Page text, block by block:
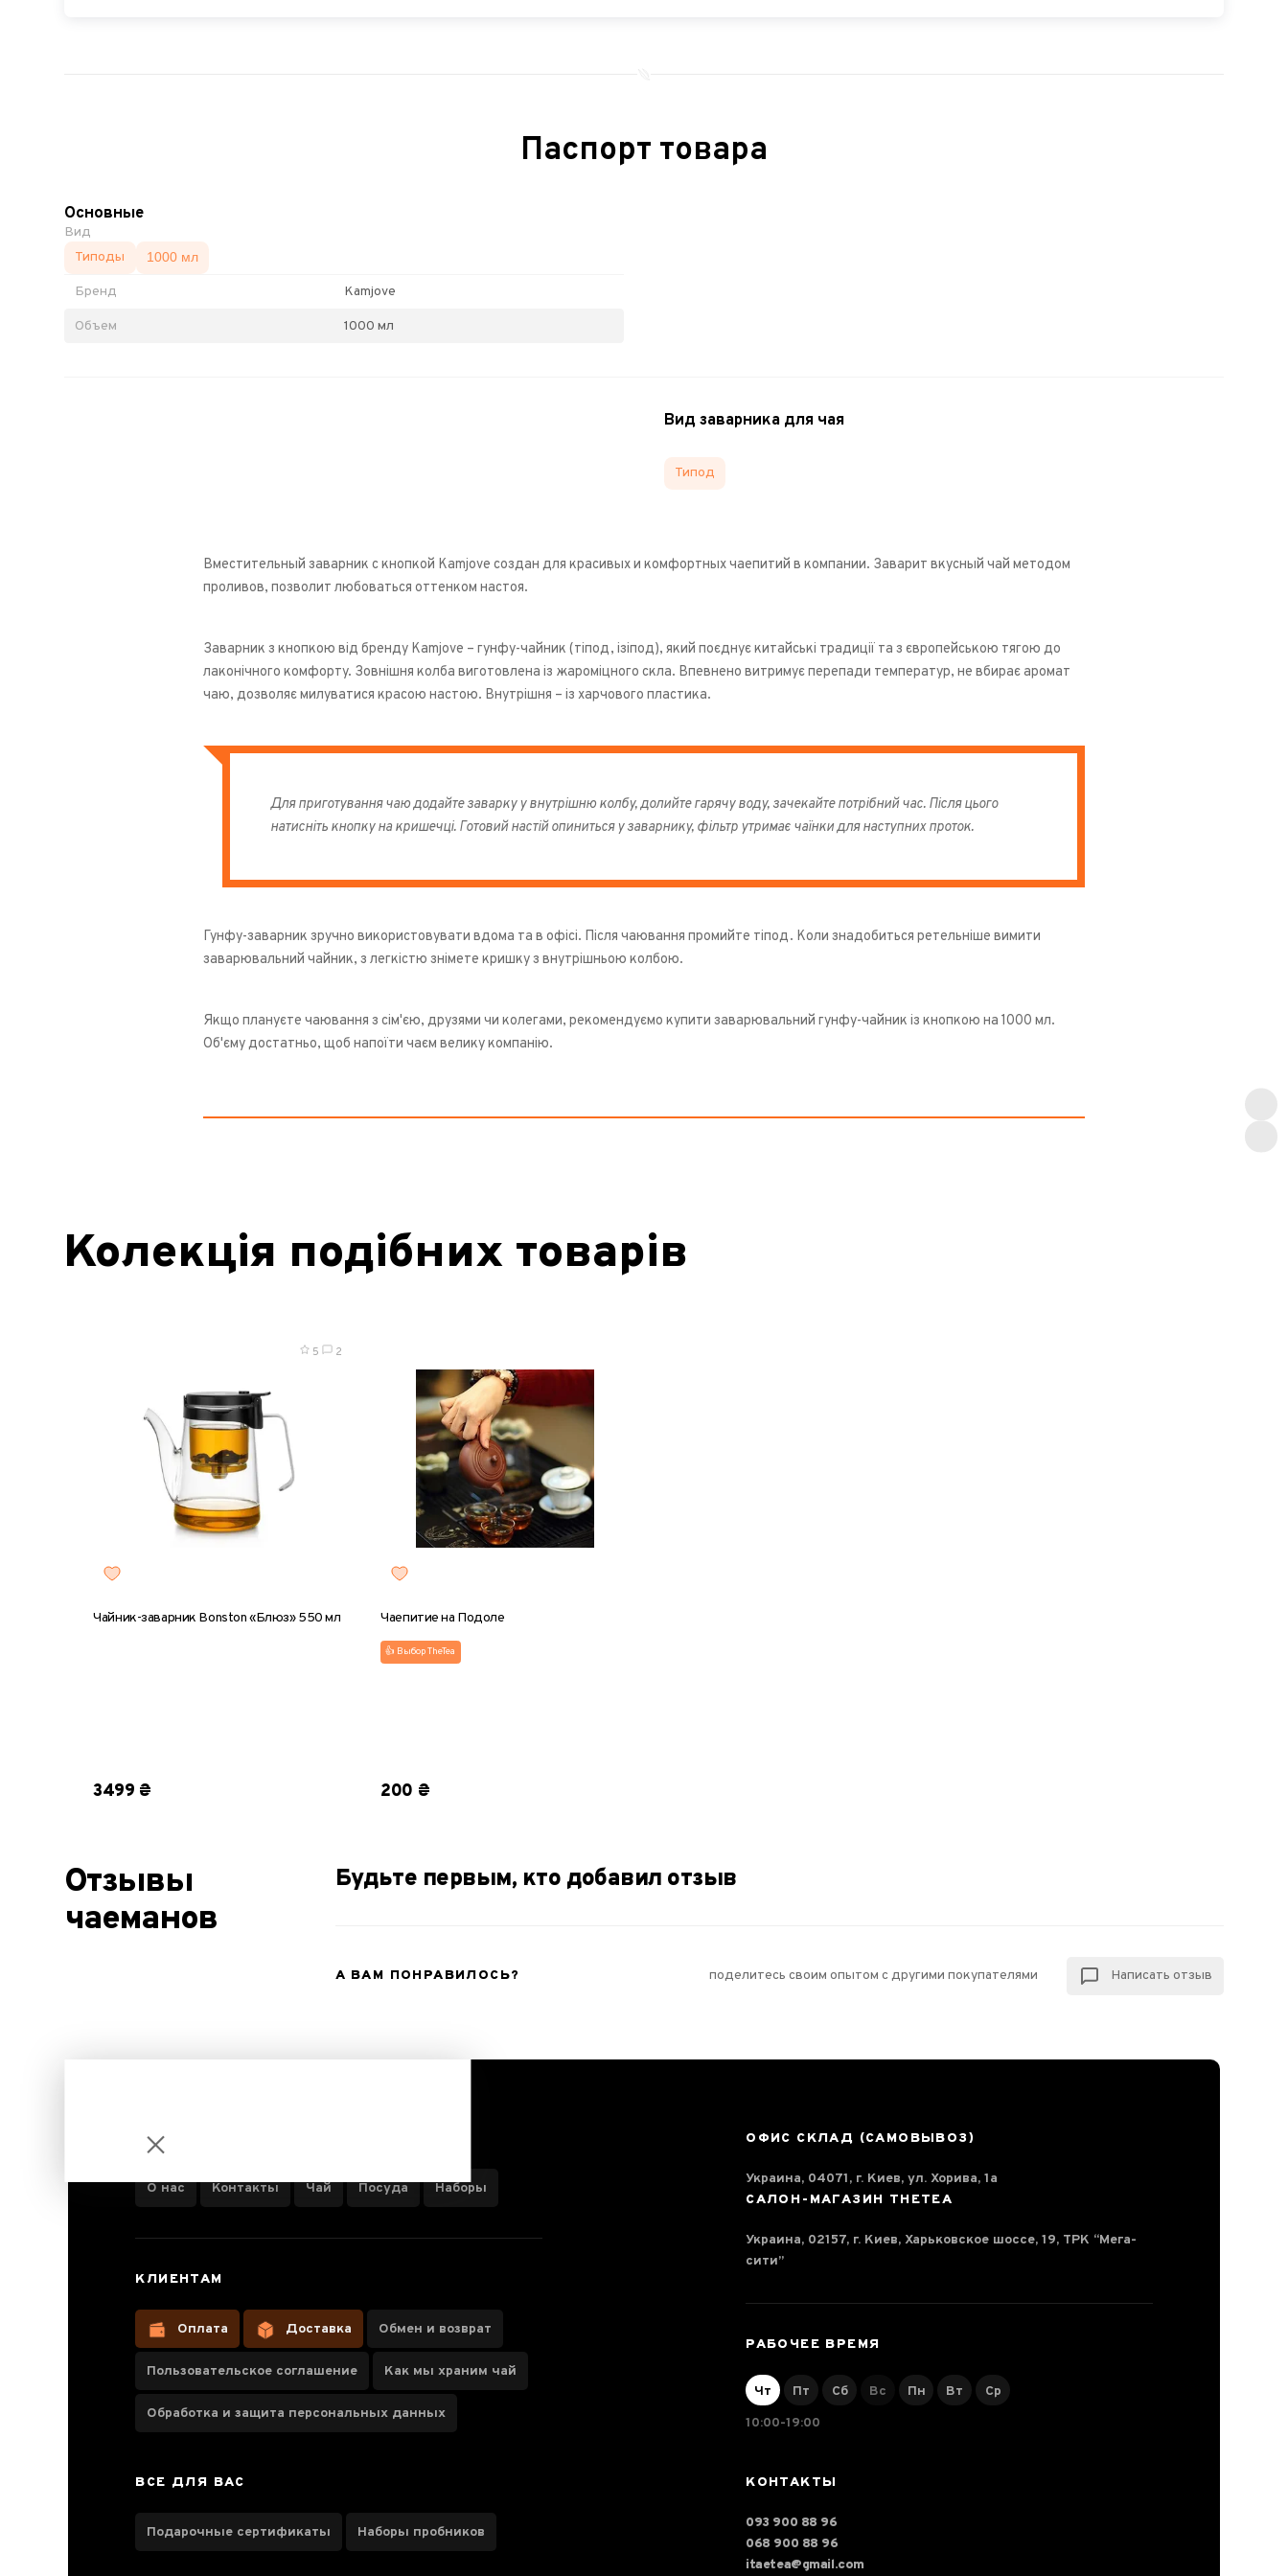
Паспорт товара
Основные
Вид
Типоды
1000 мл
Бренд Kamjove
Объем 1000 мл
Вид заварника для чая
Типод
Вместительный заварник с кнопкой Kamjove создан для красивых и комфортных чаепитий в компании. Заварит вкусный чай методом
проливов, позволит любоваться оттенком настоя.
Заварник з кнопкою від бренду Kamjove – гунфу-чайник (тіпод, ізіпод), який поєднує китайські традиції та з європейською тягою до
лаконічного комфорту. Зовнішня колба виготовлена ​​із жароміцного скла. Впевнено витримує перепади температур, не вбирає аромат
чаю, дозволяє милуватися красою настою. Внутрішня – із харчового пластика.
Для приготування чаю додайте заварку у внутрішню колбу, долийте гарячу воду, зачекайте потрібний час. Після цього
натисніть кнопку на кришечці. Готовий настій опиниться у заварнику, фільтр утримає чаїнки для наступних проток.
Гунфу-заварник зручно використовувати вдома та в офісі. Після чаювання промийте тіпод. Коли знадобиться ретельніше вимити
заварювальний чайник, з легкістю знімете кришку з внутрішньою колбою.
Якщо плануєте чаювання з сім'єю, друзями чи колегами, рекомендуємо купити заварювальний гунфу-чайник із кнопкою на 1000 мл.
Об'єму достатньо, щоб напоїти чаєм велику компанію.
Колекція подібних товарів
5 2
Чайник-заварник Bonston «Блюз» 550 мл
3499 ₴
Чаепитие на Подоле
👍 Выбор TheTea
200 ₴
Отзывы
чаеманов
Будьте первым, кто добавил отзыв
А ВАМ ПОНРАВИЛОСЬ? поделитесь своим опытом с другими покупателями Написать отзыв
Гунфу TP-
200, 1000 мл
ИНФОРМАЦИЯ О КОМПАНИИ
О нас Контакты Чай Посуда Наборы
КЛИЕНТАМ
Оплата Доставка Обмен и возврат
Пользовательское соглашение Как мы храним чай
Обработка и защита персональных данных
ОФИС СКЛАД (САМОВЫВОЗ)
Украина, 04071, г. Киев, ул. Хорива, 1а
САЛОН-МАГАЗИН THETEA
Украина, 02157, г. Киев, Харьковское шоссе, 19, ТРК “Мега-
сити”
РАБОЧЕЕ ВРЕМЯ
Чт Пт Сб Вс Пн Вт
Ср
10:00-19:00
ВСЕ ДЛЯ ВАС
Подарочные сертификаты Наборы пробников
КОНТАКТЫ
093 900 88 96
068 900 88 96
itaetea@gmail.com